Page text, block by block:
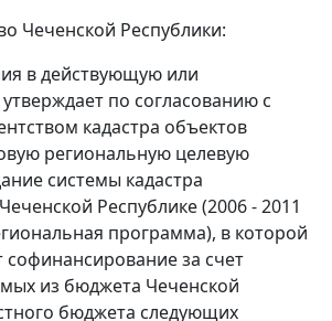
Чеченской Республики:
в действующую или
по согласованию с
кадастра объектов
региональную целевую
системы кадастра
Республике (2006 - 2011
программа), в которой
софинансирование за счет
из бюджета Чеченской
бюджета следующих